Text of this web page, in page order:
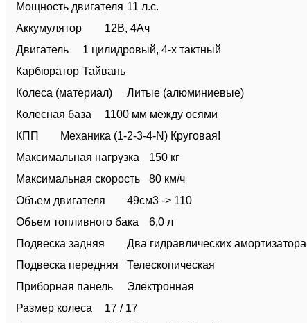
Мощность двигателя 11 л.с.
Аккумулятор
12В, 4Ач
Двигатель
1 цилидровый, 4-х тактный
Карбюратор Тайвань
Колеса (материал)
Литые (алюминиевые)
Колесная база
1100 мм между осями
КПП
Механика (1-2-3-4-N) Круговая!
Максимальная нагрузка
150 кг
Максимальная скорость
80 км/ч
Объем двигателя
49см3 -> 110
Объем топливного бака
6,0 л
Подвеска задняя
Два гидравлических амортизатора
Подвеска передняя
Телескопическая
Приборная панель
Электронная
Размер колеса
17 / 17